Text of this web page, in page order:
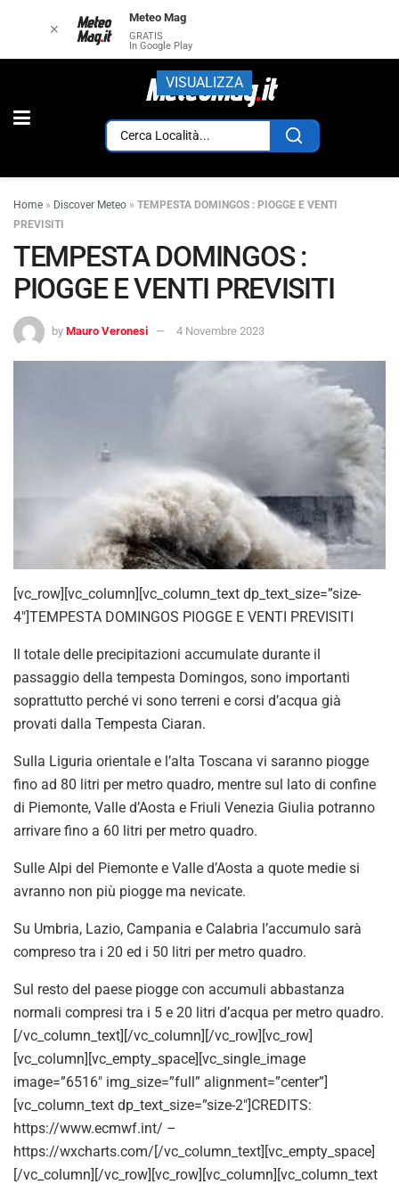
Home » Discover Meteo » TEMPESTA DOMINGOS : PIOGGE E VENTI
PREVISITI
TEMPESTA DOMINGOS :
PIOGGE E VENTI PREVISITI
by Mauro Veronesi 4 Novembre 2023
[vc_row][vc_column][vc_column_text dp_text_size=”size-
4″]TEMPESTA DOMINGOS PIOGGE E VENTI PREVISITI
Il totale delle precipitazioni accumulate durante il
passaggio della tempesta Domingos, sono importanti
soprattutto perché vi sono terreni e corsi d’acqua già
provati dalla Tempesta Ciaran.
Sulla Liguria orientale e l’alta Toscana vi saranno piogge
fino ad 80 litri per metro quadro, mentre sul lato di confine
di Piemonte, Valle d’Aosta e Friuli Venezia Giulia potranno
arrivare fino a 60 litri per metro quadro.
Sulle Alpi del Piemonte e Valle d’Aosta a quote medie si
avranno non più piogge ma nevicate.
Su Umbria, Lazio, Campania e Calabria l’accumulo sarà
compreso tra i 20 ed i 50 litri per metro quadro.
Sul resto del paese piogge con accumuli abbastanza
normali compresi tra i 5 e 20 litri d’acqua per metro quadro.
[/vc_column_text][/vc_column][/vc_row][vc_row]
[vc_column][vc_empty_space][vc_single_image
image=”6516″ img_size=”full” alignment=”center”]
[vc_column_text dp_text_size=”size-2″]CREDITS:
https://www.ecmwf.int/ –
https://wxcharts.com/[/vc_column_text][vc_empty_space]
[/vc_column][/vc_row][vc_row][vc_column][vc_column_text
✕
Meteo Mag
GRATIS
In Google Play
VISUALIZZA